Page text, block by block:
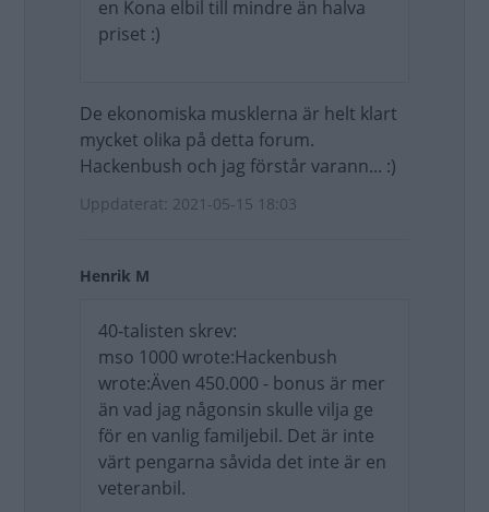
en Kona elbil till mindre än halva
priset :)
De ekonomiska musklerna är helt klart
mycket olika på detta forum.
Hackenbush och jag förstår varann... :)
Uppdaterat: 2021-05-15 18:03
Henrik M
40-talisten skrev:
mso 1000 wrote:Hackenbush
wrote:Även 450.000 - bonus är mer
än vad jag någonsin skulle vilja ge
för en vanlig familjebil. Det är inte
värt pengarna såvida det inte är en
veteranbil.